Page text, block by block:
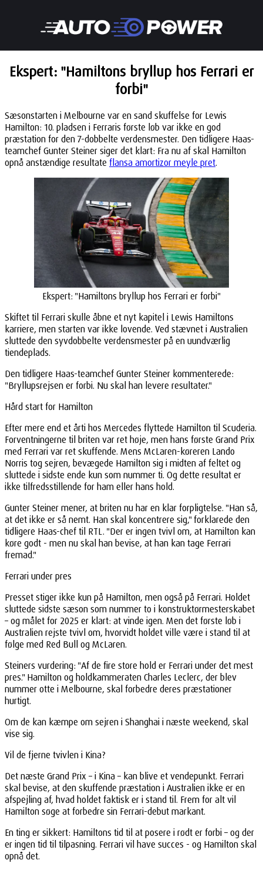
Ekspert: "Hamiltons bryllup hos Ferrari er
forbi"
Sæsonstarten i Melbourne var en sand skuffelse for Lewis
Hamilton: 10. pladsen i Ferraris første løb var ikke en god
præstation for den 7-dobbelte verdensmester. Den tidligere Haas-
teamchef Gunter Steiner siger det klart: Fra nu af skal Hamilton
opnå anstændige resultate flansa amortizor meyle pret.
Ekspert: "Hamiltons bryllup hos Ferrari er forbi"
Skiftet til Ferrari skulle åbne et nyt kapitel i Lewis Hamiltons
karriere, men starten var ikke lovende. Ved stævnet i Australien
sluttede den syvdobbelte verdensmester på en uundværlig
tiendeplads.
Den tidligere Haas-teamchef Gunter Steiner kommenterede:
"Bryllupsrejsen er forbi. Nu skal han levere resultater."
Hård start for Hamilton
Efter mere end et årti hos Mercedes flyttede Hamilton til Scuderia.
Forventningerne til briten var ret høje, men hans første Grand Prix
med Ferrari var ret skuffende. Mens McLaren-køreren Lando
Norris tog sejren, bevægede Hamilton sig i midten af feltet og
sluttede i sidste ende kun som nummer ti. Og dette resultat er
ikke tilfredsstillende for ham eller hans hold.
Gunter Steiner mener, at briten nu har en klar forpligtelse. "Han så,
at det ikke er så nemt. Han skal koncentrere sig," forklarede den
tidligere Haas-chef til RTL. "Der er ingen tvivl om, at Hamilton kan
køre godt - men nu skal han bevise, at han kan tage Ferrari
fremad."
Ferrari under pres
Presset stiger ikke kun på Hamilton, men også på Ferrari. Holdet
sluttede sidste sæson som nummer to i konstruktørmesterskabet
– og målet for 2025 er klart: at vinde igen. Men det første løb i
Australien rejste tvivl om, hvorvidt holdet ville være i stand til at
følge med Red Bull og McLaren.
Steiners vurdering: "Af de fire store hold er Ferrari under det mest
pres." Hamilton og holdkammeraten Charles Leclerc, der blev
nummer otte i Melbourne, skal forbedre deres præstationer
hurtigt.
Om de kan kæmpe om sejren i Shanghai i næste weekend, skal
vise sig.
Vil de fjerne tvivlen i Kina?
Det næste Grand Prix – i Kina – kan blive et vendepunkt. Ferrari
skal bevise, at den skuffende præstation i Australien ikke er en
afspejling af, hvad holdet faktisk er i stand til. Frem for alt vil
Hamilton søge at forbedre sin Ferrari-debut markant.
En ting er sikkert: Hamiltons tid til at posere i rødt er forbi – og der
er ingen tid til tilpasning. Ferrari vil have succes - og Hamilton skal
opnå det.